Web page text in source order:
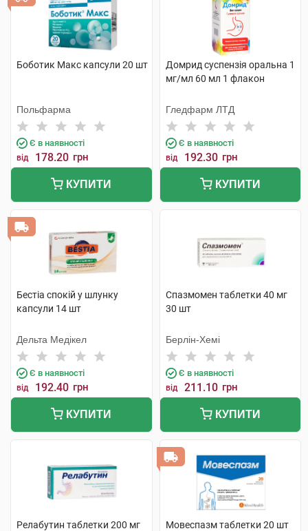
Боботик Макс капсули 20 шт
Польфарма
Є в наявності
від 178.20 грн
КУПИТИ
Домрид суспензія оральна 1
мг/мл 60 мл 1 флакон
Гледфарм ЛТД
Є в наявності
від 192.30 грн
КУПИТИ
Бестіа спокій у шлунку
капсули 14 шт
Дельта Медікел
Є в наявності
від 192.40 грн
КУПИТИ
Спазмомен таблетки 40 мг
30 шт
Берлін-Хемі
Є в наявності
від 211.10 грн
КУПИТИ
Релабутин таблетки 200 мг
Мовеспазм таблетки 20 шт